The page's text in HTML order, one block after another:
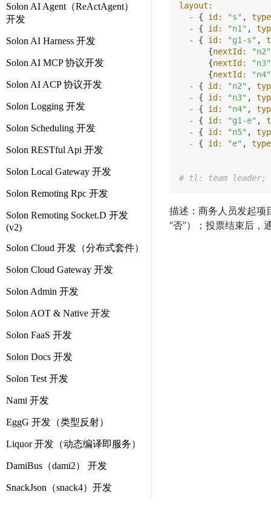
Solon AI Agent（ReActAgent）
开发
Solon AI Harness 开发
Solon AI MCP 协议开发
Solon AI ACP 协议开发
Solon Logging 开发
Solon Scheduling 开发
Solon RESTful Api 开发
Solon Local Gateway 开发
Solon Remoting Rpc 开发
Solon Remoting Socket.D 开发
(v2)
Solon Cloud 开发（分布式套件）
Solon Cloud Gateway 开发
Solon Admin 开发
Solon AOT & Native 开发
Solon FaaS 开发
Solon Docs 开发
Solon Test 开发
Nami 开发
EggG 开发（类型反射）
Liquor 开发（动态编译即服务）
DamiBus（dami2） 开发
SnackJson（snack4）开发
layout:
-
{ id: "s" ,
-
{ id: "n1" ,
-
{ id: "g1-s" ,
      {
nextId:
"n2"
      {
nextId:
"n3"
      {
nextId:
"n4"
-
{ id: "n2" ,
-
{ id: "n3" ,
-
{ id: "n4" ,
-
{ id: "g1-e" ,
-
{ id: "n5" ,
-
{ id: "e" ,
# tl: team leader;
描述：商务人员发起项
“否”）；投票结束后，